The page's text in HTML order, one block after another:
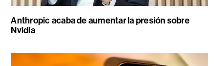
Anthropic acaba de aumentar la presión sobre
Nvidia